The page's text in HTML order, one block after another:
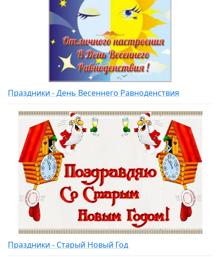
Праздники - День Весеннего Равноденствия
Праздники - Старый Новый Год